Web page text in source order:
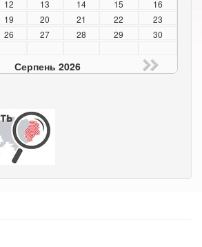
12 13 14 15
16
19 20 21 22
23
26 27 28 29
30
Серпень 2026